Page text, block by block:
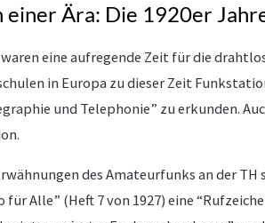
einer Ära: Die 1920er
waren eine aufregende Zeit für die
in Europa zu dieser Zeit
und Telephonie” zu erkunden.
des Amateurfunks an der
für Alle” (Heft 7 von 1927) eine